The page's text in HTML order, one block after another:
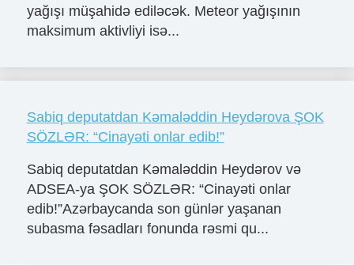
yağışı müşahidə ediləcək. Meteor yağışının
maksimum aktivliyi isə...
Sabiq deputatdan Kəmaləddin Heydərova ŞOK
SÖZLƏR: “Cinayəti onlar edib!”
Sabiq deputatdan Kəmaləddin Heydərov və
ADSEA-ya ŞOK SÖZLƏR: “Cinayəti onlar
edib!”Azərbaycanda son günlər yaşanan
subasma fəsadları fonunda rəsmi qu...